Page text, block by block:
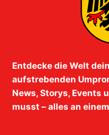
Entdecke die Welt
aufstrebenden
News, Storys, Events
musst – alles an